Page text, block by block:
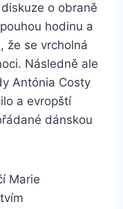
o obraně
hodinu a
že se vrcholná
Následně ale
Antónia Costy
a evropští
dánskou
Marie